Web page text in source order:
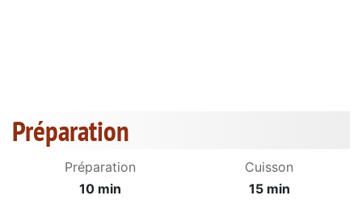
Préparation
Préparation
10 min
Cuisson
15 min